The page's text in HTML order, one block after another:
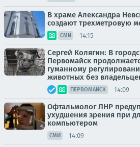
В храме Александра
создают трехметровую
СМИ 14:15
Сергей Колягин: В
Первомайск
гуманному
животных без
ПЕРВОМАЙСК 14:09
Офтальмолог ЛНР
ухудшения зрения при
компьютером
СМИ 14:09